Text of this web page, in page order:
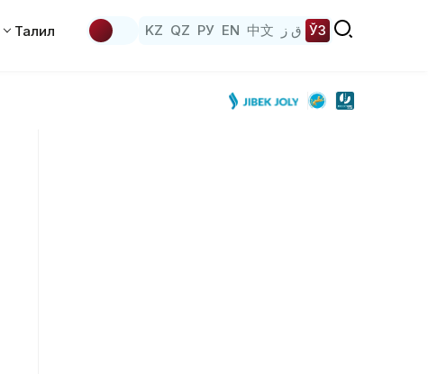
Таҳлил KZ QZ РУ EN 中文 ق ز ЎЗ